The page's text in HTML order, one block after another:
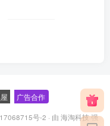
广告合作
号-2 · 由 海淘科技强